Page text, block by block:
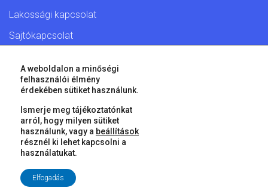
Lakossági kapcsolat
Sajtókapcsolat
© 2026 Győr Megyei Jogú Város • Minden jog fenntartva!
A weboldalon a minőségi
felhasználói élmény
érdekében sütiket használunk.
Ismerje meg tájékoztatónkat
arról, hogy milyen sütiket
használunk, vagy a beállítások
résznél ki lehet kapcsolni a
használatukat.
Elfogadás